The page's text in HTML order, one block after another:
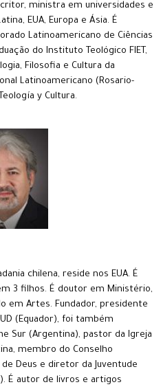
ministra em universidades e
EUA, Europa e Ásia. É
Latinoamericano de Ciências
do Instituto Teológico FIET,
Filosofia e Cultura da
Latinoamericano (Rosario-
y Cultura.
chilena, reside nos EUA. É
3 filhos. É doutor em Ministério,
em Artes. Fundador, presidente
(Equador), foi também
Sur (Argentina), pastor da Igreja
membro do Conselho
Deus e diretor da Juventude
É autor de livros e artigos